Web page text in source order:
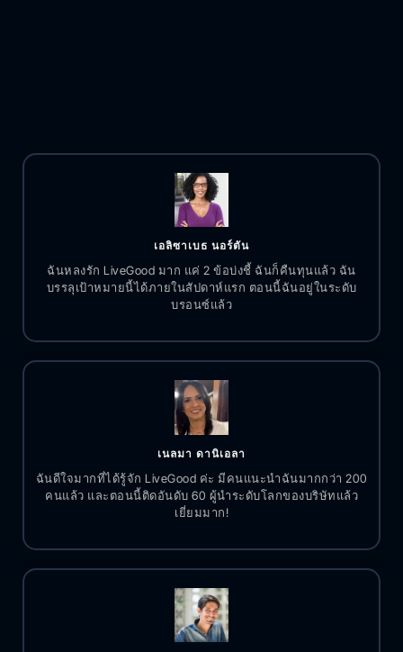
เอลิซาเบธ นอร์ตัน
ฉันหลงรัก LiveGood มาก แค่ 2 ข้อบ่งชี้ ฉันก็คืนทุนแล้ว ฉัน
บรรลุเป้าหมายนี้ได้ภายในสัปดาห์แรก ตอนนี้ฉันอยู่ในระดับ
บรอนซ์แล้ว
เนลมา ดานิเอลา
ฉันดีใจมากที่ได้รู้จัก LiveGood ค่ะ มีคนแนะนำฉันมากกว่า 200
คนแล้ว และตอนนี้ติดอันดับ 60 ผู้นำระดับโลกของบริษัทแล้ว
เยี่ยมมาก!